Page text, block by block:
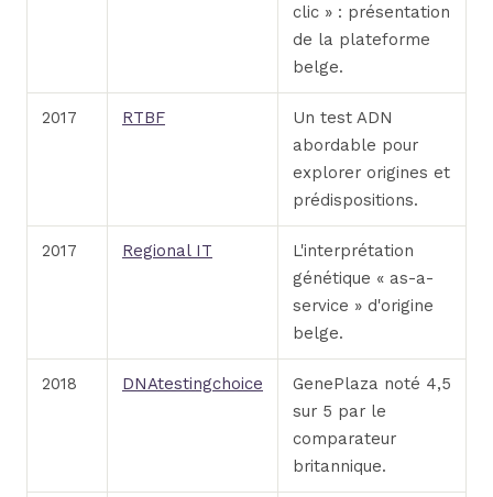
clic » : présentation
de la plateforme
belge.
2017 RTBF
Un test ADN
abordable pour
explorer origines et
prédispositions.
2017 Regional IT
L'interprétation
génétique « as-a-
service » d'origine
belge.
2018 DNAtestingchoice
GenePlaza noté 4,5
sur 5 par le
comparateur
britannique.